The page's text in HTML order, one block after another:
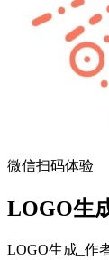
微信扫码体验
LOGO生
LOGO生成_作